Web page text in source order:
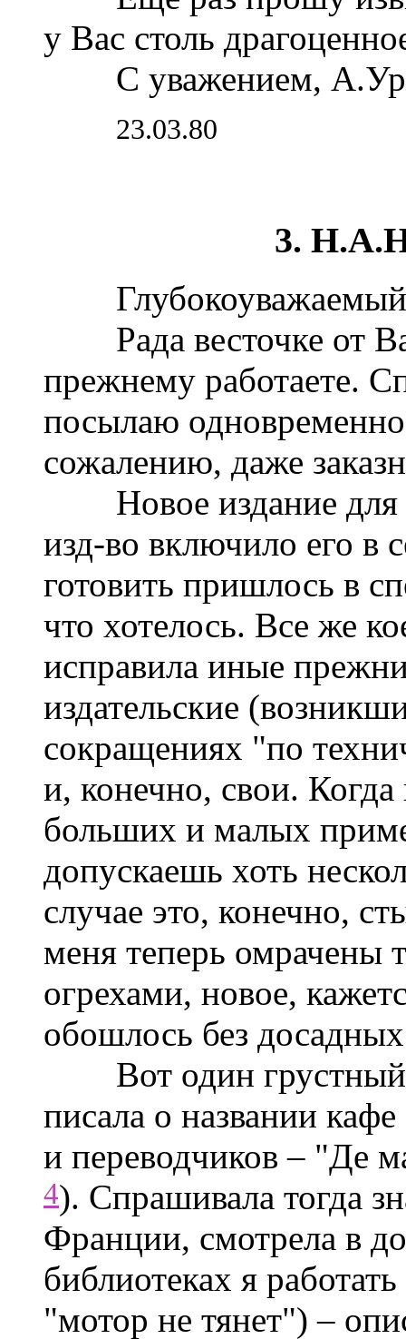
у Вас столь
С уважением,
23.03.80
3.
Глубокоуважаемый
Рада весточке от
прежнему работаете.
посылаю
сожалению, даже
Новое издание для
изд-во включило его в
готовить пришлось в
что хотелось. Все же
исправила иные
издательские
сокращениях "по
и, конечно, свои.
больших и малых
допускаешь хоть
случае это, конечно,
меня теперь омрачены
огрехами, новое,
обошлось без
Вот один грустный
писала о названии
и переводчиков – "Де
4). Спрашивала тогда
Франции, смотрела в
библиотеках я
"мотор не тянет") –